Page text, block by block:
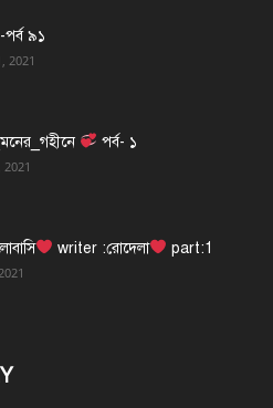
৯১
2021
পর্ব- ১
writer :রোদেলা part:1